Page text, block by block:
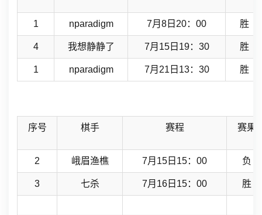
1 nparadigm 7月8日20：00 胜
4 我想静静了 7月15日19：30 胜
1 nparadigm 7月21日13：30 胜
序号 棋手 赛程 赛果
2 峨眉渔樵 7月15日15：00 负
3 七杀 7月16日15：00 胜